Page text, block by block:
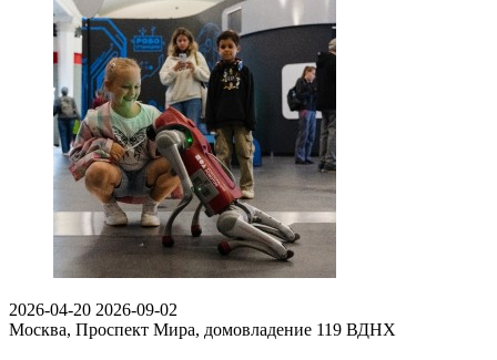
2026-04-20 2026-09-02
Москва, Проспект Мира, домовладение 119 ВДНХ